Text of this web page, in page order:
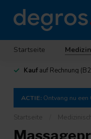
Startseite
Kaufauf Rechnung
ACTIE: Ontvang nu een
Startseite Medizinisch